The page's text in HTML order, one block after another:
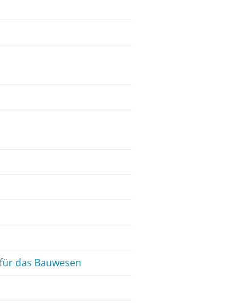
das Bauwesen